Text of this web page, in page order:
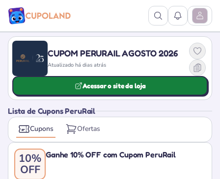
Ver Pesquisa
Ver Abrir
CUPOM PERURAIL AGOSTO 2026
Atualizado há dias atrás
Acessar o site da loja
Lista de Cupons PeruRail
Cupons Ofertas
10%
OFF
Ganhe 10% OFF com Cupom PeruRail